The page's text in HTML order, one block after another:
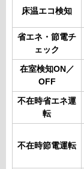
床温エコ検知
省エネ・節電チ
ェック
在室検知ON／
OFF
不在時省エネ運
転
不在時節電運転